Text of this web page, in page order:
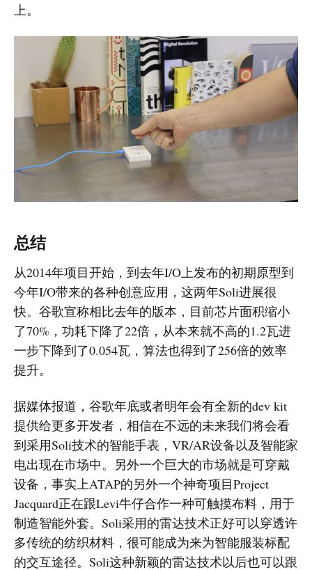
上。
总结
从2014年项目开始，到去年I/O上发布的初期原型到
今年I/O带来的各种创意应用，这两年Soli进展很
快。谷歌宣称相比去年的版本，目前芯片面积缩小
了70%，功耗下降了22倍，从本来就不高的1.2瓦进
一步下降到了0.054瓦，算法也得到了256倍的效率
提升。
据媒体报道，谷歌年底或者明年会有全新的dev kit
提供给更多开发者，相信在不远的未来我们将会看
到采用Soli技术的智能手表，VR/AR设备以及智能家
电出现在市场中。另外一个巨大的市场就是可穿戴
设备，事实上ATAP的另外一个神奇项目Project
Jacquard正在跟Levi牛仔合作一种可触摸布料，用于
制造智能外套。Soli采用的雷达技术正好可以穿透许
多传统的纺织材料，很可能成为来为智能服装标配
的交互途径。Soli这种新颖的雷达技术以后也可以跟